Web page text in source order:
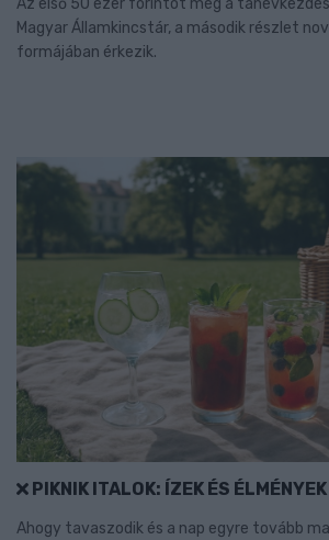
Magyar Államkincstár, a második részlet
formájában érkezik.
PIKNIK ITALOK: ÍZEK ÉS
Ahogy tavaszodik és a nap egyre tovább